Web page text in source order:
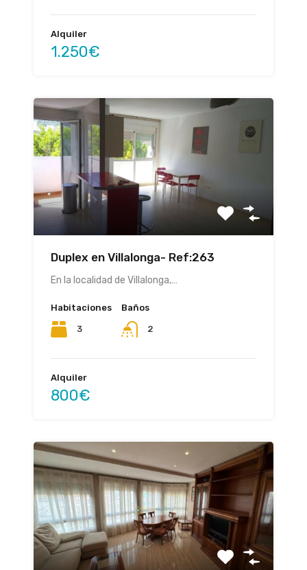
Alquiler
1.250€
Duplex en Villalonga- Ref:263
En la localidad de Villalonga,…
Habitaciones
3
Baños
2
Alquiler
800€